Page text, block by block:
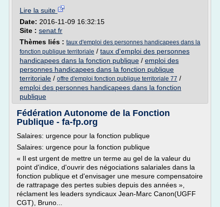
Lire la suite
Date: 2016-11-09 16:32:15
Site : senat.fr
Thèmes liés : taux d'emploi des personnes handicapees dans la
fonction publique territoriale / taux d'emploi des personnes
handicapees dans la fonction publique / emploi des
personnes handicapees dans la fonction publique
territoriale / offre d'emploi fonction publique territoriale 77 /
emploi des personnes handicapees dans la fonction
publique
Fédération Autonome de la Fonction
Publique - fa-fp.org
Salaires: urgence pour la fonction publique
Salaires: urgence pour la fonction publique
« Il est urgent de mettre un terme au gel de la valeur du
point d'indice, d'ouvrir des négociations salariales dans la
fonction publique et d'envisager une mesure compensatoire
de rattrapage des pertes subies depuis des années »,
réclament les leaders syndicaux Jean-Marc Canon(UGFF
CGT), Bruno...